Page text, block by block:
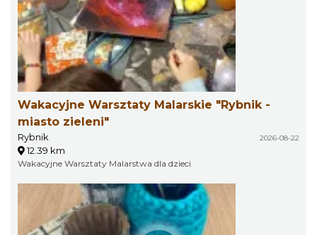
Wakacyjne Warsztaty Malarskie "Rybnik -
miasto zieleni"
Rybnik 2026-08-22
12.39 km
Wakacyjne Warsztaty Malarstwa dla dzieci